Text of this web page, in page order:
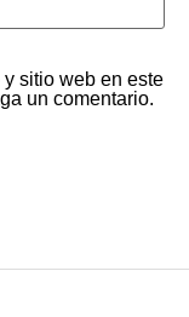
sitio web en este
un comentario.